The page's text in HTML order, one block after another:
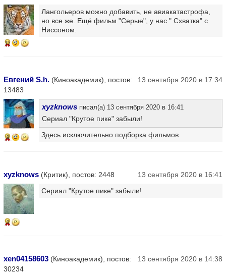
15
Лангольеров можно добавить, не авиакатастрофа,
но все же. Ещё фильм "Серые", у нас " Схватка" с
Ниссоном.
Евгений S.h. (Киноакадемик), постов:
13483
13 сентября 2020 в 17:34
9
xyzknows писал(а) 13 сентября 2020 в 16:41
Сериал "Крутое пике" забыли!
Здесь исключительно подборка фильмов.
xyzknows (Критик), постов: 2448 13 сентября 2020 в 16:41
9
Сериал "Крутое пике" забыли!
xen04158603 (Киноакадемик), постов:
30234
13 сентября 2020 в 14:38